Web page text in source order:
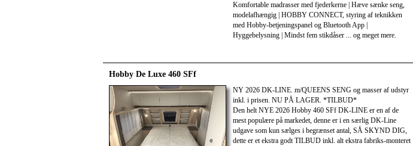
Komfortable madrasser med fjederkerne | Hæve sænke seng,
modelafhængig | HOBBY CONNECT, styring af teknikken
med Hobby-betjeningspanel og Bluetooth App |
Hyggebelysning | Mindst fem stikdåser ... og meget mere.
Hobby De Luxe 460 SFf
NY 2026 DK-LINE. m/QUEENS SENG og masser af udstyr
inkl. i prisen. NU PÅ LAGER. *TILBUD*
Den helt NYE 2026 Hobby 460 SFf DK-LINE er en af de
mest populære på markedet, denne er i en særlig DK-Line
udgave som kun sælges i begrænset antal, SÅ SKYND DIG,
dette er et ekstra godt TILBUD inkl. alt ekstra fabriks-monteret